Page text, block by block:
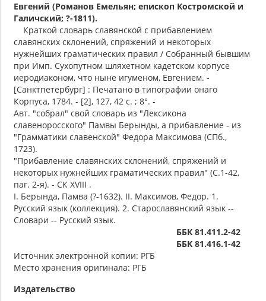
Евгений (Романов Емельян; епископ Костромской и
Галичский; ?-1811).
Краткой словарь славянской с прибавлением
славянских склонений, спряжений и некоторых
нужнейших граматических правил / Собранный бывшим
при Имп. Сухопутном шляхетном кадетском корпусе
иеродиаконом, что ныне игуменом, Евгением. -
[Санктпетербург] : Печатано в типографии онаго
Корпуса, 1784. - [2], 127, 42 с. ; 8°. -
Авт. "собрал" свой словарь из "Лексикона
славеноросского" Памвы Берынды, а прибавление - из
"Грамматики славенской" Федора Максимова (СПб.,
1723).
"Прибавление славянских склонений, спряжений и
некоторых нужнейших граматических правил" (С.1-42,
паг. 2-я). - СК XVIII .
I. Берында, Памва (?-1632). II. Максимов, Федор. 1.
Русский язык (коллекция). 2. Старославянский язык --
Словари -- Русский язык.
ББК 81.411.2-42
ББК 81.416.1-42
Источник электронной копии: РГБ
Место хранения оригинала: РГБ
Издательство